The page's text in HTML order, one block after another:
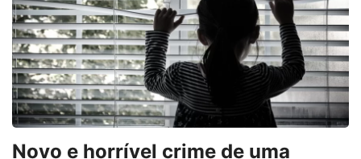
Novo e horrível crime de uma